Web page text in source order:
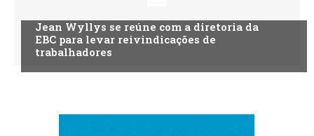
Jean Wyllys se reúne com a diretoria da
EBC para levar reivindicações de
trabalhadores